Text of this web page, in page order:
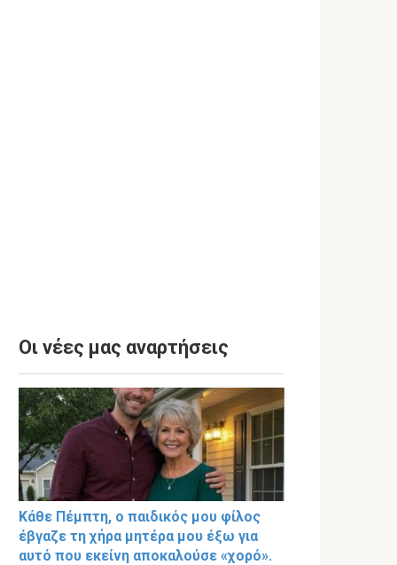
Οι νέες μας αναρτήσεις
Κάθε Πέμπτη, ο παιδικός μου φίλος
έβγαζε τη χήρα μητέρα μου έξω για
αυτό που εκείνη αποκαλούσε «χορό».